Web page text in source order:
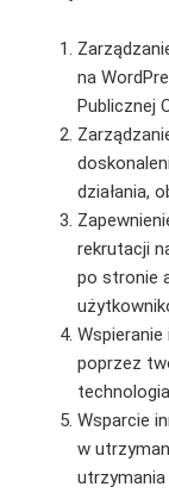
na
Publicznej
działania,
rekrutacji
po stronie
poprzez
Wsparcie
w